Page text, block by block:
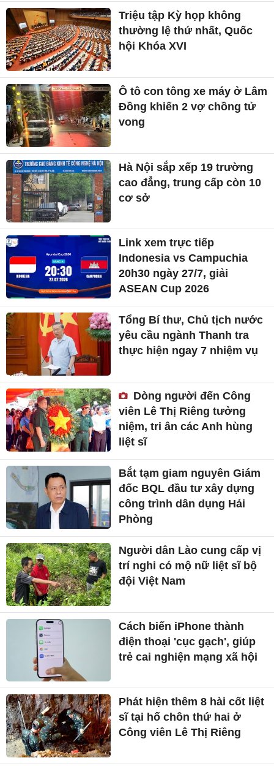
Triệu tập Kỳ họp không
thường lệ thứ nhất, Quốc
hội Khóa XVI
Ô tô con tông xe máy ở Lâm
Đồng khiến 2 vợ chồng tử
vong
Hà Nội sắp xếp 19 trường
cao đẳng, trung cấp còn 10
cơ sở
Link xem trực tiếp
Indonesia vs Campuchia
20h30 ngày 27/7, giải
ASEAN Cup 2026
Tổng Bí thư, Chủ tịch nước
yêu cầu ngành Thanh tra
thực hiện ngay 7 nhiệm vụ
Dòng người đến Công
viên Lê Thị Riêng tưởng
niệm, tri ân các Anh hùng
liệt sĩ
Bắt tạm giam nguyên Giám
đốc BQL đầu tư xây dựng
công trình dân dụng Hải
Phòng
Người dân Lào cung cấp vị
trí nghi có mộ nữ liệt sĩ bộ
đội Việt Nam
Cách biến iPhone thành
điện thoại 'cục gạch', giúp
trẻ cai nghiện mạng xã hội
Phát hiện thêm 8 hài cốt liệt
sĩ tại hố chôn thứ hai ở
Công viên Lê Thị Riêng